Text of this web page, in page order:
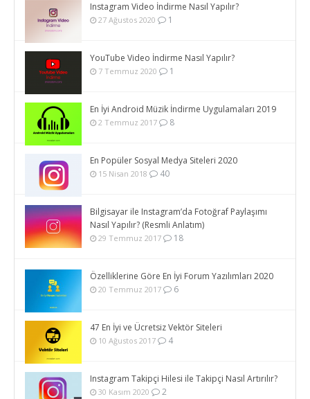
Instagram Video İndirme Nasıl Yapılır?
27 Ağustos 2020 1
YouTube Video İndirme Nasıl Yapılır?
7 Temmuz 2020 1
En İyi Android Müzik İndirme Uygulamaları 2019
2 Temmuz 2017 8
En Popüler Sosyal Medya Siteleri 2020
15 Nisan 2018 40
Bilgisayar ile Instagram’da Fotoğraf Paylaşımı
Nasıl Yapılır? (Resmli Anlatım)
29 Temmuz 2017 18
Özelliklerine Göre En İyi Forum Yazılımları 2020
20 Temmuz 2017 6
47 En İyi ve Ücretsiz Vektör Siteleri
10 Ağustos 2017 4
Instagram Takipçi Hilesi ile Takipçi Nasıl Artırılır?
30 Kasım 2020 2